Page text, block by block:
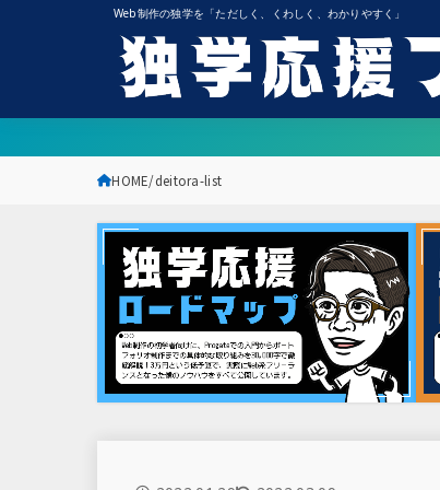
Web制作の独学を「ただしく、くわしく、わかりやすく」
HOME deitora-list